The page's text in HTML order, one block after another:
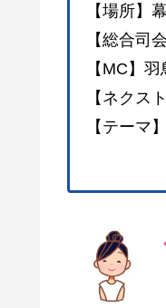
【場所】
【総合司
【MC】
【ネクス
【テーマ